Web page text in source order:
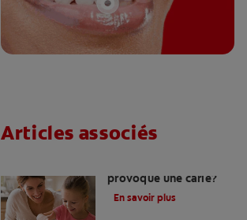
Articles associés
provoque une carie?
En savoir plus